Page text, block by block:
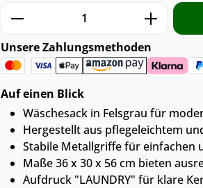
Produkt Anzahl: Gib
Unsere Zahlungsmethoden
Auf einen Blick
Wäschesack in Felsgrau für
Hergestellt aus pflegeleichtem
Stabile Metallgriffe für einfachen
Maße 36 x 30 x 56 cm bieten
Aufdruck "LAUNDRY" für klare